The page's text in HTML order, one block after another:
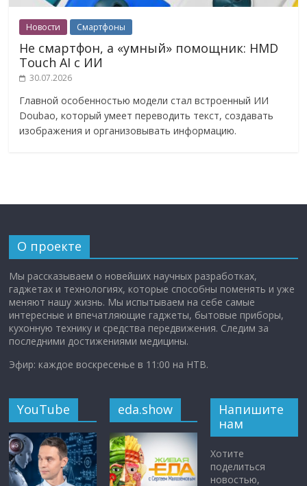
Новости Смартфоны
Не смартфон, а «умный» помощник: HMD
Touch AI с ИИ
30.07.2026
Главной особенностью модели стал встроенный ИИ
Doubao, который умеет переводить текст, создавать
изображения и организовывать информацию.
О проекте
Мы рассказываем о новейших научных разработках,
гаджетах и технологиях, которые способны поменять и уже
меняют нашу жизнь. Мы испытываем на себе самые
интересные и впечатляющие гаджеты, бытовые приборы,
кухонную технику и средства передвижения. Следим за
последними достижениями медицины.
Эфир: каждое воскресенье в 11:00 на НТВ.
YouTube eda.show
Напишите
нам
Хотите
поделиться
новостью,